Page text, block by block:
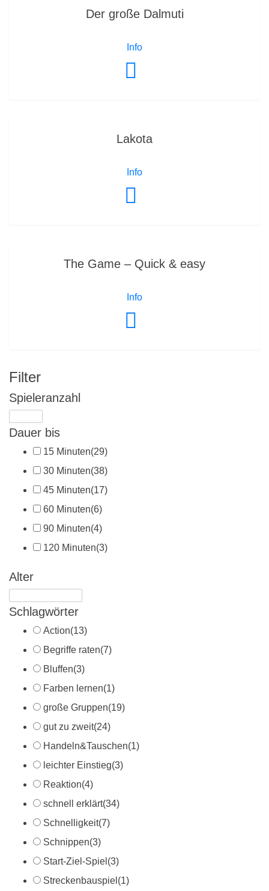
Der große Dalmuti
Info
Lakota
Info
The Game – Quick & easy
Info
Filter
Spieleranzahl
Dauer bis
15 Minuten(29)
30 Minuten(38)
45 Minuten(17)
60 Minuten(6)
90 Minuten(4)
120 Minuten(3)
Alter
Schlagwörter
Action(13)
Begriffe raten(7)
Bluffen(3)
Farben lernen(1)
große Gruppen(19)
gut zu zweit(24)
Handeln&Tauschen(1)
leichter Einstieg(3)
Reaktion(4)
schnell erklärt(34)
Schnelligkeit(7)
Schnippen(3)
Start-Ziel-Spiel (3)
Streckenbauspiel (1)